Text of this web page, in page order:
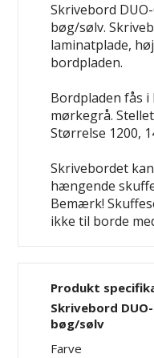
Skrivebord
bøg/sølv.
laminatplade,
bordpladen.
Bordpladen fås
mørkegrå.
Størrelse 1200,
Skrivebordet
hængende
Bemærk!
ikke til borde
Produkt
Skrivebord
bøg/sølv
Farve